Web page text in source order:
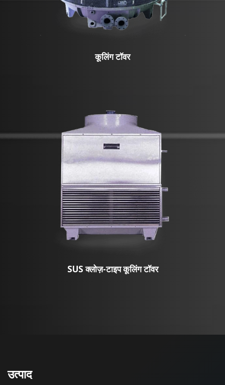
कूलिंग टॉवर
SUS क्लोज़-टाइप कूलिंग टॉवर
उत्पाद